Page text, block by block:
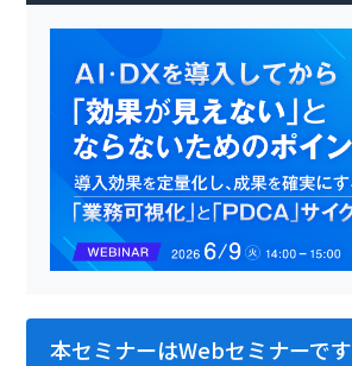
本セミナーはWebセミナーです